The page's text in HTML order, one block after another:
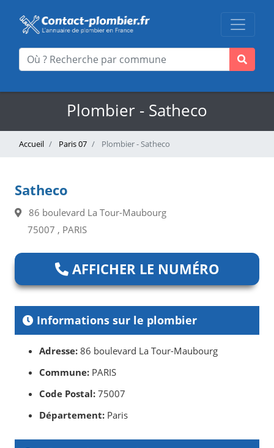
Plombier - Satheco
Accueil Paris 07 Plombier - Satheco
Satheco
86 boulevard La Tour-Maubourg
75007 , PARIS
AFFICHER LE NUMÉRO
Informations sur le plombier
Adresse: 86 boulevard La Tour-Maubourg
Commune: PARIS
Code Postal: 75007
Département: Paris